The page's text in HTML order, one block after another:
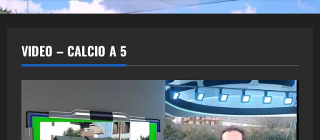
VIDEO – CALCIO A 5